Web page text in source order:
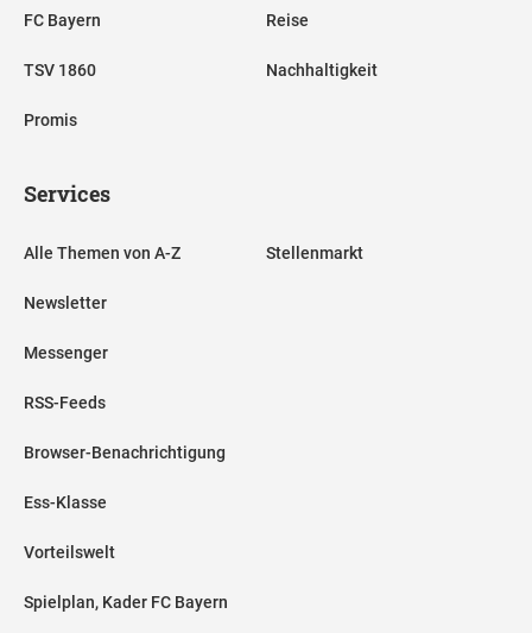
FC Bayern
TSV 1860
Promis
Reise
Nachhaltigkeit
Services
Alle Themen von A-Z
Newsletter
Messenger
RSS-Feeds
Browser-Benachrichtigung
Ess-Klasse
Vorteilswelt
Spielplan, Kader FC Bayern
Stellenmarkt